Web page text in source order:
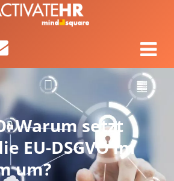
Warum setzt
EU-DSGVO im
um?